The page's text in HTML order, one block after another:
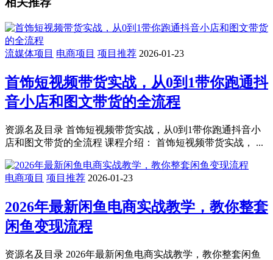
流媒体项目 电商项目 项目推荐 2026-01-23
首饰短视频带货实战，从0到1带你跑通抖
音小店和图文带货的全流程
资源名及目录 首饰短视频带货实战，从0到1带你跑通抖音小
店和图文带货的全流程 课程介绍： 首饰短视频带货实战， ...
电商项目 项目推荐 2026-01-23
2026年最新闲鱼电商实战教学，教你整套
闲鱼变现流程
资源名及目录 2026年最新闲鱼电商实战教学，教你整套闲鱼